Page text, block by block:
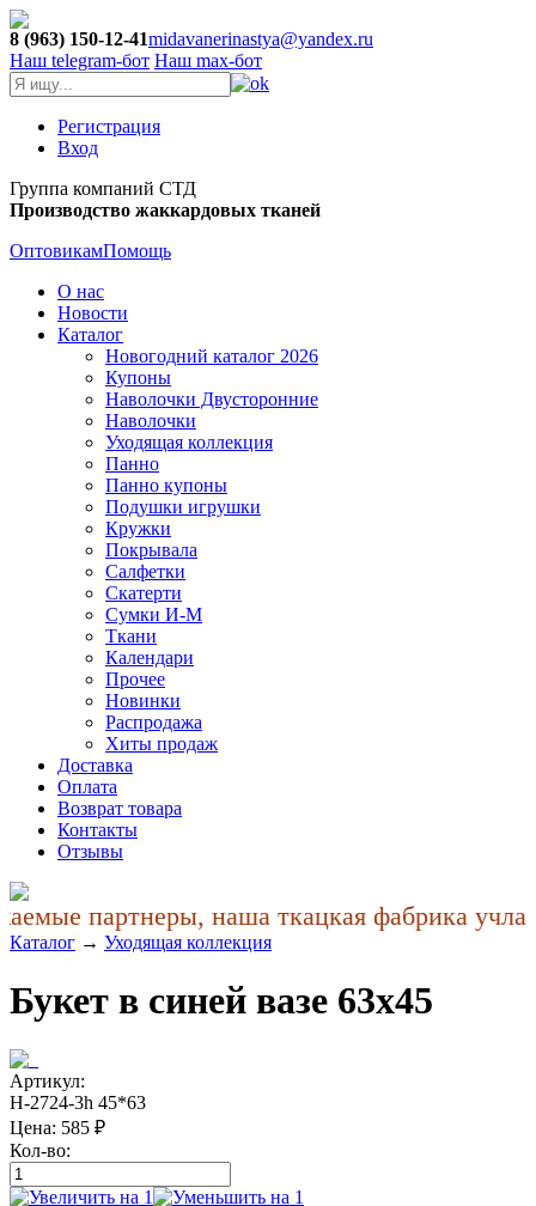
8 (963) 150-12-41midavanerinastya@yandex.ru
Наш telegram-бот Наш max-бот
Регистрация
Вход
Группа компаний СТД
Производство жаккардовых тканей
ОптовикамПомощь
О нас
Новости
Каталог
Новогодний каталог 2026
Купоны
Наволочки Двусторонние
Наволочки
Уходящая коллекция
Панно
Панно купоны
Подушки игрушки
Кружки
Покрывала
Салфетки
Скатерти
Сумки И-М
Ткани
Календари
Прочее
Новинки
Распродажа
Хиты продаж
Доставка
Оплата
Возврат товара
Контакты
Отзывы
партнеры, наша ткацкая фабрика учла
Каталог → Уходящая коллекция
Букет в синей вазе 63x45
Артикул:
Н-2724-3h 45*63
Цена: 585 ₽
Кол-во: